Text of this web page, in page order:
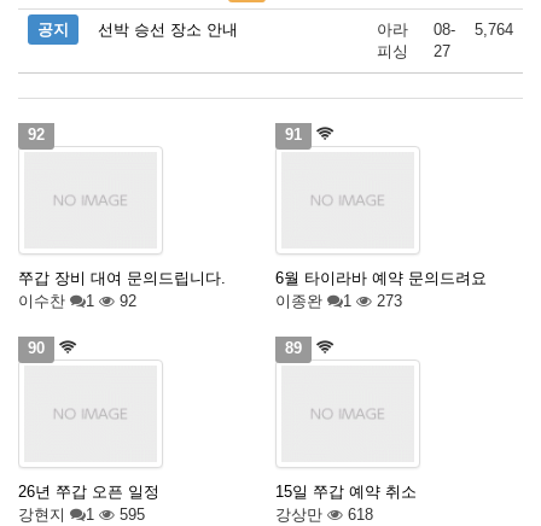
공지 선박 승선 장소 안내
아라
피싱
08-
27
5,764
92
쭈갑 장비 대여 문의드립니다.
이수찬
1 92
91
6월 타이라바 예약 문의드려요
이종완
1 273
90
26년 쭈갑 오픈 일정
강현지
1 595
89
15일 쭈갑 예약 취소
강상만
618